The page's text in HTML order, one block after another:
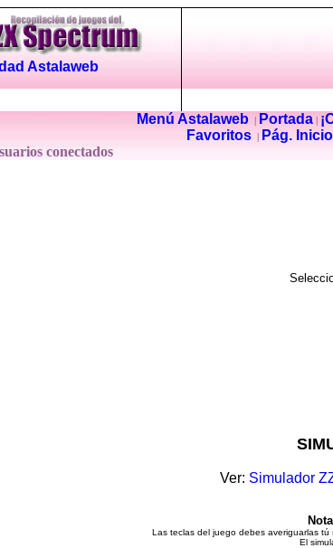
Astalaweb
Menú Astalaweb| Portada|
Favoritos
Pág. Inicio
conectados
Ver: Simulador
Las teclas del juego debes averiguarlas
El